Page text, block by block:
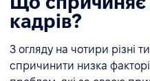
кадрів?
З огляду на чотири різні
спричинити низка